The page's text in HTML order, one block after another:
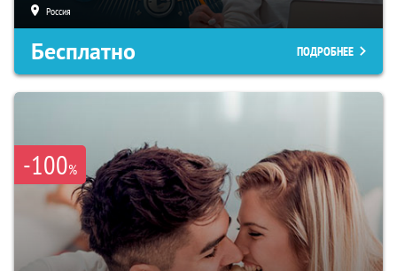
Россия
Бесплатно ПОДРОБНЕЕ
-100%